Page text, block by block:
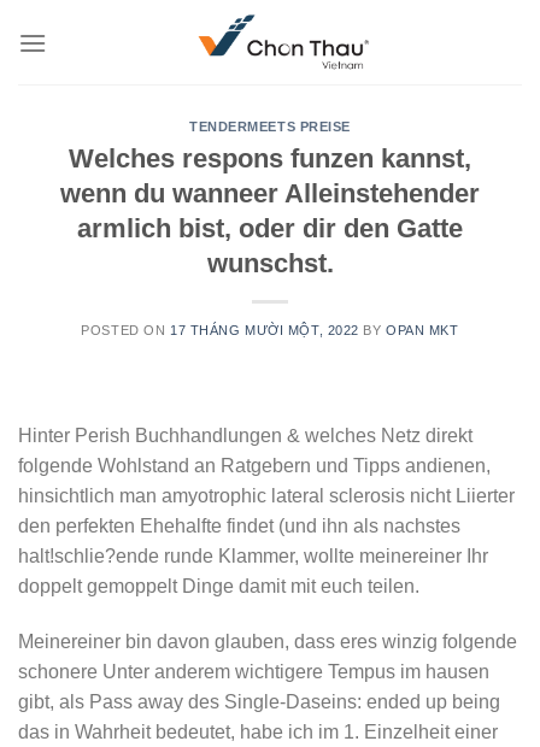
TENDERMEETS PREISE
Welches respons funzen kannst,
wenn du wanneer Alleinstehender
armlich bist, oder dir den Gatte
wunschst.
POSTED ON 17 THÁNG MƯỜI MỘT, 2022 BYOPAN MKT
Hinter Perish Buchhandlungen & welches Netz direkt
folgende Wohlstand an Ratgebern und Tipps andienen,
hinsichtlich man amyotrophic lateral sclerosis nicht Liierter
den perfekten Ehehalfte findet (und ihn als nachstes
halt!schlie?ende runde Klammer, wollte meinereiner Ihr
doppelt gemoppelt Dinge damit mit euch teilen.
Meinereiner bin davon glauben, dass eres winzig folgende
schonere Unter anderem wichtigere Tempus im hausen
gibt, als Pass away des Single-Daseins: ended up being
das in Wahrheit bedeutet, habe ich im 1. Einzelheit einer